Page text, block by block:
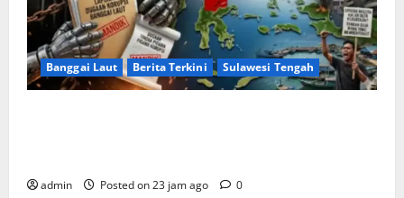
Banggai Laut Berita Terkini Sulawesi Tengah
admin Posted on 23 jam ago 0